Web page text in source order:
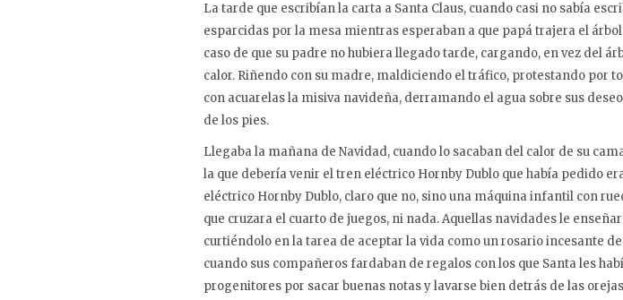
La tarde que escribían la carta a Santa Claus, cuando casi no sabía
esparcidas por la mesa mientras esperaban a que papá trajera el
caso de que su padre no hubiera llegado tarde, cargando, en vez del
calor. Riñendo con su madre, maldiciendo el tráfico, protestando por
con acuarelas la misiva navideña, derramando el agua sobre sus
de los pies.
Llegaba la mañana de Navidad, cuando lo sacaban del calor de su
la que debería venir el tren eléctrico Hornby Dublo que había pedido
eléctrico Hornby Dublo, claro que no, sino una máquina infantil con
que cruzara el cuarto de juegos, ni nada. Aquellas navidades le
curtiéndolo en la tarea de aceptar la vida como un rosario incesante
cuando sus compañeros fardaban de regalos con los que Santa les
progenitores por sacar buenas notas y lavarse bien detrás de las